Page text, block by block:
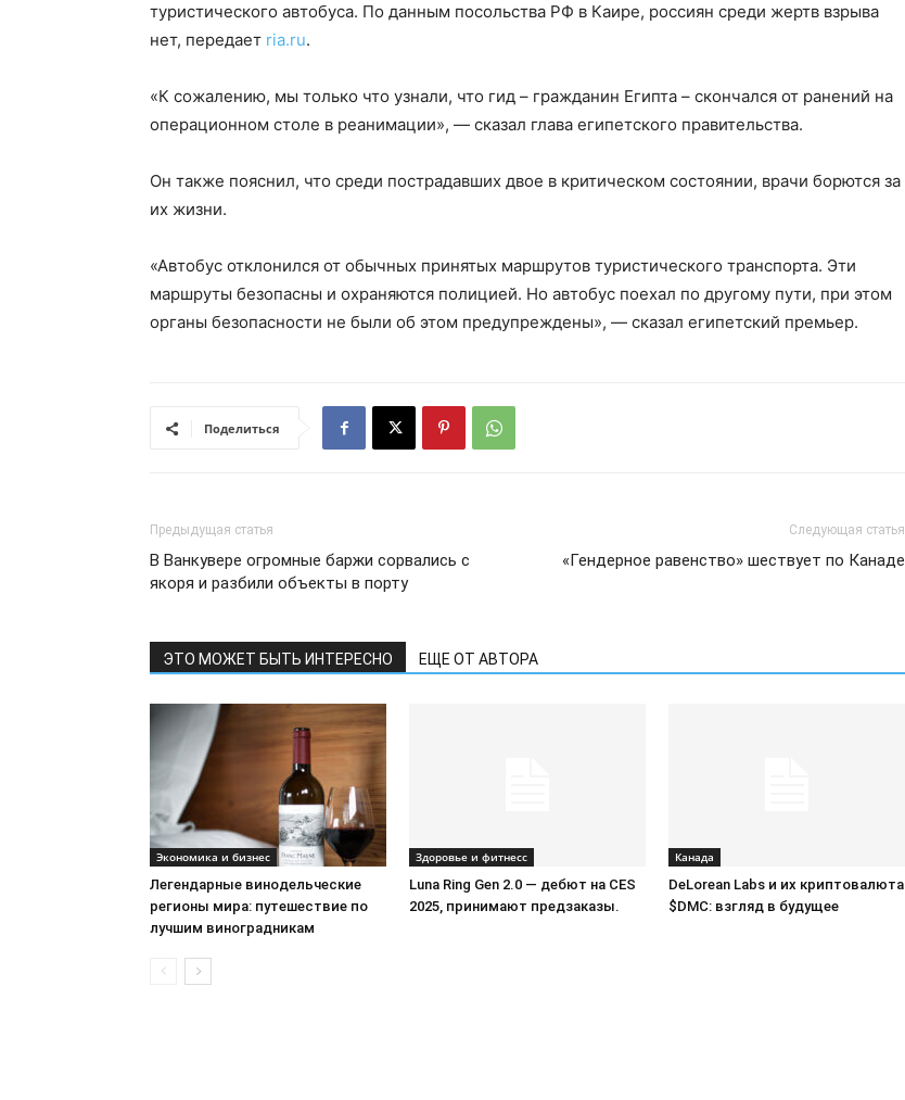
туристического автобуса. По данным посольства РФ в Каире, россиян среди жертв взрыва
нет, передает ria.ru.
«К сожалению, мы только что узнали, что гид – гражданин Египта – скончался от ранений на
операционном столе в реанимации», — сказал глава египетского правительства.
Он также пояснил, что среди пострадавших двое в критическом состоянии, врачи борются за
их жизни.
«Автобус отклонился от обычных принятых маршрутов туристического транспорта. Эти
маршруты безопасны и охраняются полицией. Но автобус поехал по другому пути, при этом
органы безопасности не были об этом предупреждены», — сказал египетский премьер.
Поделиться
Предыдущая статья
В Ванкувере огромные баржи сорвались с
якоря и разбили объекты в порту
Следующая статья
«Гендерное равенство» шествует по Канаде
ЭТО МОЖЕТ БЫТЬ ИНТЕРЕСНО ЕЩЕ ОТ АВТОРА
Экономика и бизнес
Легендарные винодельческие
регионы мира: путешествие по
лучшим виноградникам
Здоровье и фитнесс
Luna Ring Gen 2.0 — дебют на CES
2025, принимают предзаказы.
Канада
DeLorean Labs и их криптовалюта
$DMC: взгляд в будущее